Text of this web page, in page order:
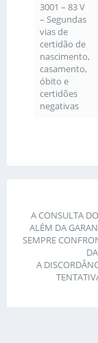
3001 – 83 V
– Segundas
vias de
certidão de
nascimento,
casamento,
óbito e
certidões
negativas
A CONSULTA
ALÉM DA
SEMPRE
A